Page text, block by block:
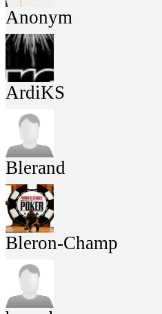
Anonym
ArdiKS
Blerand
Bleron-Champ